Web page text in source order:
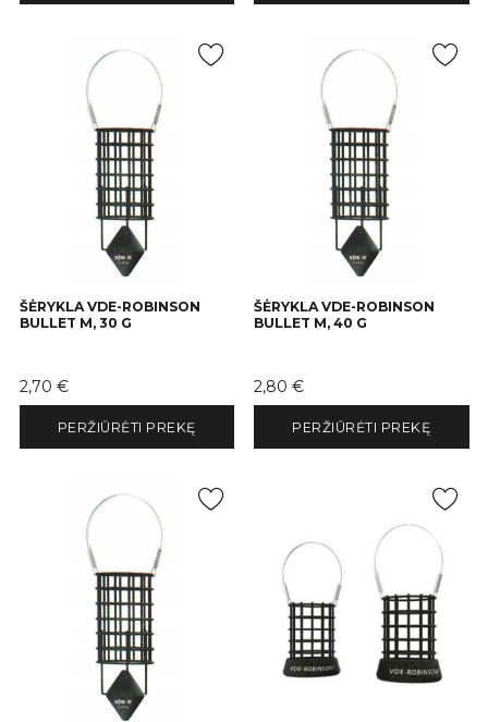
ŠĖRYKLA VDE-ROBINSON
BULLET M, 30 G
Kaina
2,70 €
PERŽIŪRĖTI PREKĘ
ŠĖRYKLA VDE-ROBINSON
BULLET M, 40 G
Kaina
2,80 €
PERŽIŪRĖTI PREKĘ